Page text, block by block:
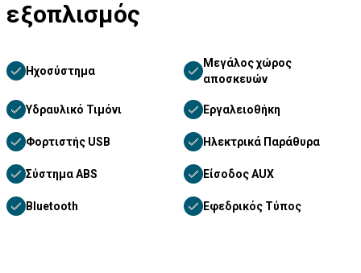
εξοπλισμός
Ηχοσύστημα
Μεγάλος χώρος
αποσκευών
Υδραυλικό Τιμόνι Εργαλειοθήκη
Φορτιστής USB Ηλεκτρικά Παράθυρα
Σύστημα ABS Είσοδος AUX
Bluetooth Εφεδρικός Τύπος